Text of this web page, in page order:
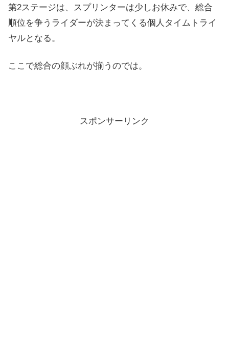
第2ステージは、スプリンターは少しお休みで、総合
順位を争うライダーが決まってくる個人タイムトライ
ヤルとなる。
ここで総合の顔ぶれが揃うのでは。
スポンサーリンク